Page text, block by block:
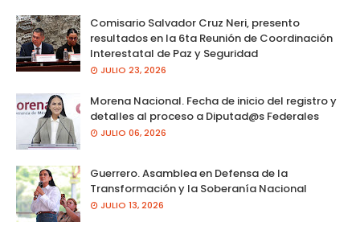
Comisario Salvador Cruz Neri, presento
resultados en la 6ta Reunión de Coordinación
Interestatal de Paz y Seguridad
JULIO 23, 2026
Morena Nacional. Fecha de inicio del registro y
detalles al proceso a Diputad@s Federales
JULIO 06, 2026
Guerrero. Asamblea en Defensa de la
Transformación y la Soberanía Nacional
JULIO 13, 2026